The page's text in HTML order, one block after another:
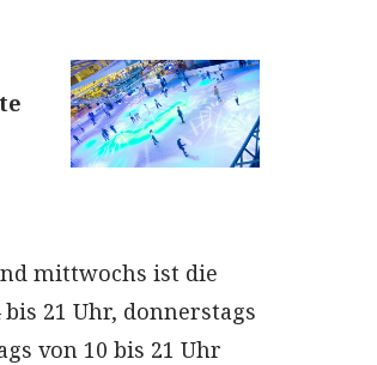
mittwochs ist die
21 Uhr, donnerstags
von 10 bis 21 Uhr